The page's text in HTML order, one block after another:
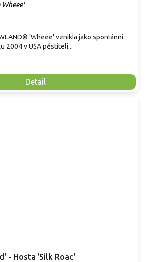
Detail
'Wheee' vznikla jako spontánní
2004 v USA pěstiteli...
- Hosta 'Silk Road'